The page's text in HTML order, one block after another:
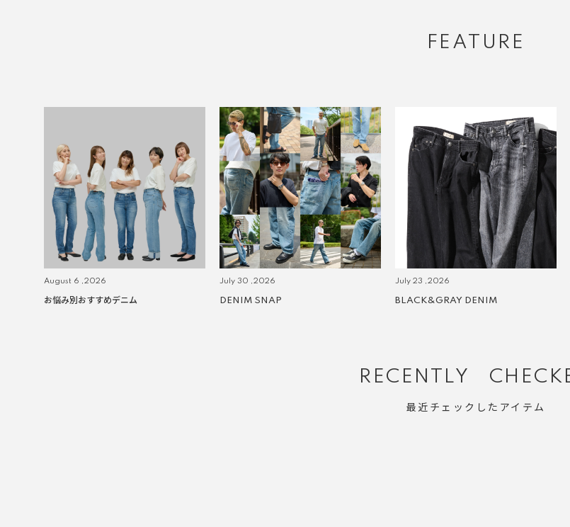
FEATURE
August 6 ,2026
お悩み別おすすめデニム
July 30 ,2026
DENIM SNAP
July 23 ,2026
BLACK&GRAY DENIM
RECENTLY
最近チェックしたアイテム